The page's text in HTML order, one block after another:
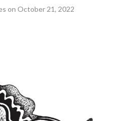
on October 21, 2022